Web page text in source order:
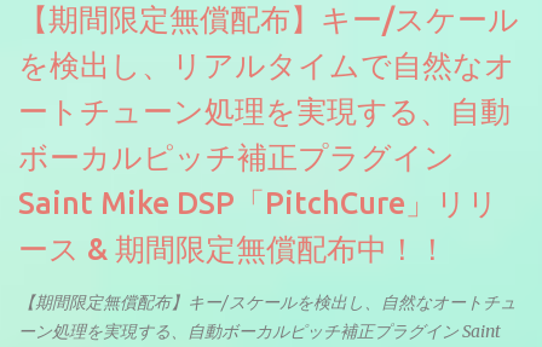
【期間限定無償配布】キー/スケール
を検出し、リアルタイムで自然なオ
ートチューン処理を実現する、自動
ボーカルピッチ補正プラグイン
Saint Mike DSP「PitchCure」リリ
ース & 期間限定無償配布中！！
【期間限定無償配布】キー/スケールを検出し、自然なオートチュ
ーン処理を実現する、自動ボーカルピッチ補正プラグイン Saint